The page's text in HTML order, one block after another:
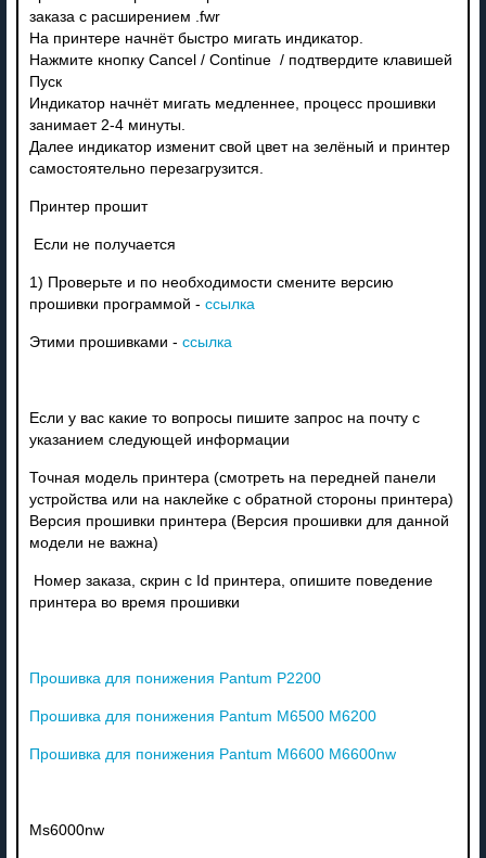
заказа с расширением .fwr
На принтере начнёт быстро мигать индикатор.
Нажмите кнопку Cancel / Continue / подтвердите клавишей
Пуск
Индикатор начнёт мигать медленнее, процесс прошивки
занимает 2-4 минуты.
Далее индикатор изменит свой цвет на зелёный и принтер
самостоятельно перезагрузится.
Принтер прошит
Если не получается
1) Проверьте и по необходимости смените версию
прошивки программой - ссылка
Этими прошивками - ссылка
Если у вас какие то вопросы пишите запрос на почту с
указанием следующей информации
Точная модель принтера (смотреть на передней панели
устройства или на наклейке с обратной стороны принтера)
Версия прошивки принтера (Версия прошивки для данной
модели не важна)
Номер заказа, скрин с Id принтера, опишите поведение
принтера во время прошивки
Прошивка для понижения Pantum P2200
Прошивка для понижения Pantum M6500 M6200
Прошивка для понижения Pantum M6600 M6600nw
Ms6000nw